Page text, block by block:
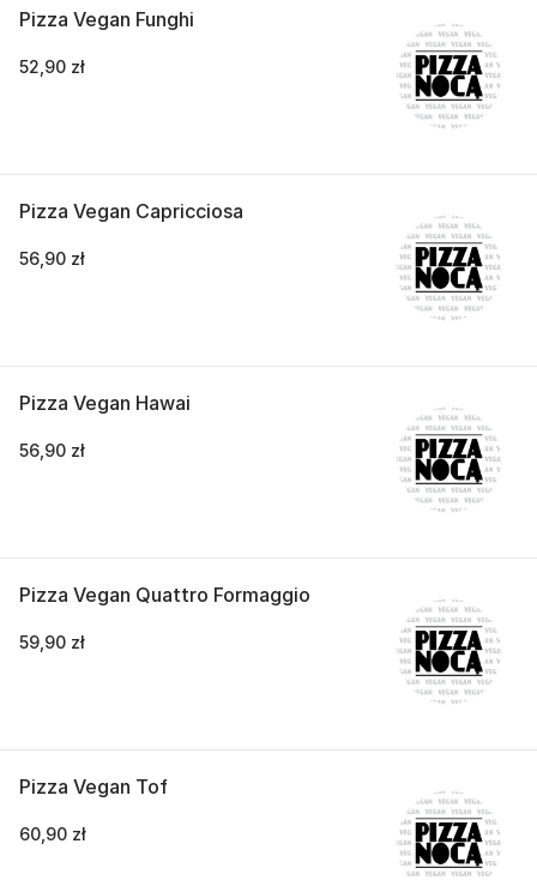
Pizza Vegan Funghi
52,90 zł
Pizza Vegan Capricciosa
56,90 zł
Pizza Vegan Hawai
56,90 zł
Pizza Vegan Quattro Formaggio
59,90 zł
Pizza Vegan Tof
60,90 zł